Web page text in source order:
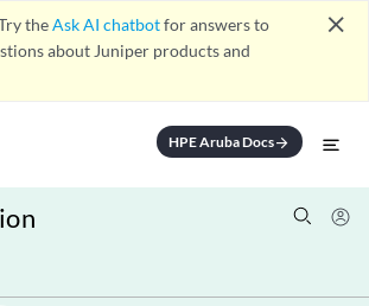
theAsk AI chatbotfor answers to
about Juniper products and
close
HPE Aruba Docsarrow_forward